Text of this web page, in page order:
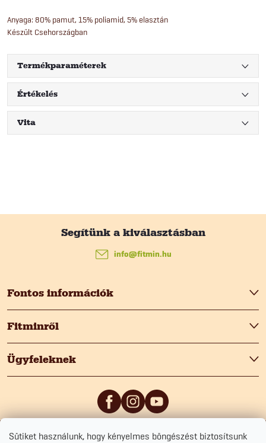
Sütiket használunk, hogy kényelmes böngészést biztosítsunk
Anyaga: 80% pamut, 15% poliamid, 5% elasztán
Készült Csehországban
Termékparaméterek
Értékelés
Vita
b
é
c
Fontos információk
Fitminről
Ügyfeleknek
info@fitmin.hu